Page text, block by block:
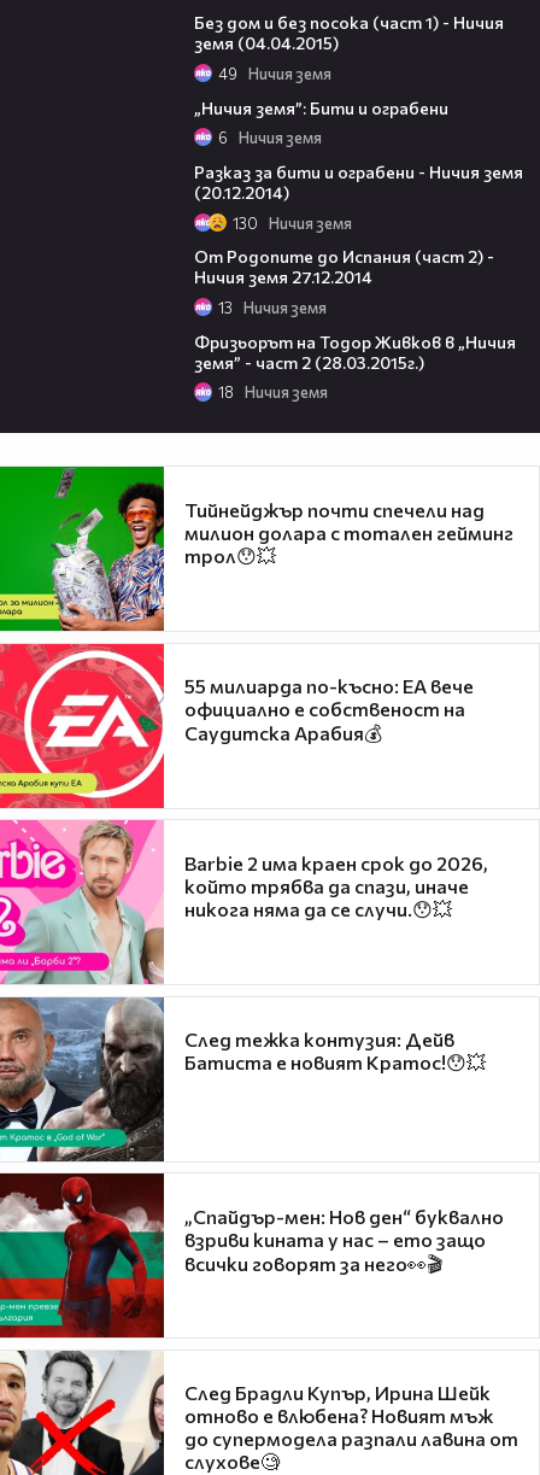
Без дом и без посока (част 1) - Ничия
земя (04.04.2015)
49 Ничия земя
„Ничия земя”: Бити и ограбени
6 Ничия земя
Разказ за бити и ограбени - Ничия земя
(20.12.2014)
130 Ничия земя
От Родопите до Испания (част 2) -
Ничия земя 27.12.2014
13 Ничия земя
Фризьорът на Тодор Живков в „Ничия
земя” - част 2 (28.03.2015г.)
18 Ничия земя
Тийнейджър почти спечели над
милион долара с тотален гейминг
трол😯💥
55 милиарда по-късно: EA вече
официално е собственост на
Саудитска Арабия💰
Barbie 2 има краен срок до 2026,
който трябва да спази, иначе
никога няма да се случи.😯💥
След тежка контузия: Дейв
Батиста е новият Кратос!😯💥
„Спайдър-мен: Нов ден“ буквално
взриви кината у нас – ето защо
всички говорят за него👀🎬
След Брадли Купър, Ирина Шейк
отново е влюбена? Новият мъж
до супермодела разпали лавина от
слухове🧐